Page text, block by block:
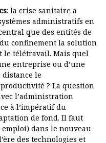
: la crise sanitaire a
administratifs en
que des entités de
confinement la solution
le télétravail. Mais quel
entreprise ou d’une
le
? La question
l’administration
à l’impératif du
de fond. Il faut
dans le nouveau
des technologies et